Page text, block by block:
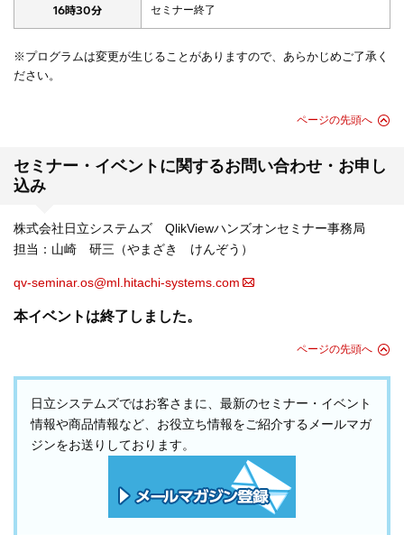
16時30分 セミナー終了
※プログラムは変更が生じることがありますので、あらかじめご了承く
ださい。
ページの先頭へ
セミナー・イベントに関するお問い合わせ・お申し
込み
株式会社日立システムズ QlikViewハンズオンセミナー事務局
担当：山崎 研三（やまざき けんぞう）
qv-seminar.os@ml.hitachi-systems.com
本イベントは終了しました。
ページの先頭へ
日立システムズではお客さまに、最新のセミナー・イベント
情報や商品情報など、お役立ち情報をご紹介するメールマガ
ジンをお送りしております。